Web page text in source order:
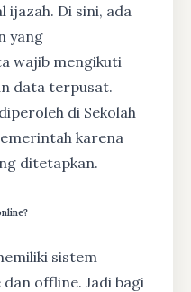
ijazah. Di sini, ada
yang
wajib mengikuti
data terpusat.
di Sekolah
karena
ditetapkan.
sistem
offline. Jadi bagi